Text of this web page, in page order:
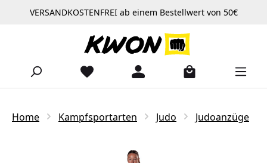
Zum Hauptinhalt springen
VERSANDKOSTENFREI ab einem Bestellwert von 50€
Home Kampfsportarten Judo Judoanzüge